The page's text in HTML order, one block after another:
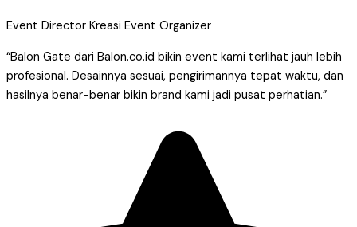
Event Director Kreasi Event Organizer
“Balon Gate dari Balon.co.id bikin event kami terlihat jauh lebih
profesional. Desainnya sesuai, pengirimannya tepat waktu, dan
hasilnya benar-benar bikin brand kami jadi pusat perhatian.”